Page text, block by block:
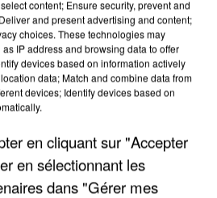
DE LA DZ MAFIA
content; Ensure security, prevent and
and present advertising and content;
choices. These technologies may
IP address and browsing data to offer
devices based on information actively
data; Match and combine data from
devices; Identify devices based on
en cliquant sur "Accepter
en sélectionnant les
dans "Gérer mes